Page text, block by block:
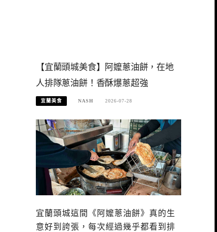
【宜蘭頭城美食】阿嬤蔥油餅，在地
人排隊蔥油餅！香酥爆蔥超強
宜蘭美食 NASH 2026-07-28
宜蘭頭城這間《阿嬤蔥油餅》真的生
意好到誇張，每次經過幾乎都看到排